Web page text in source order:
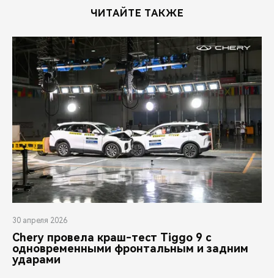
ЧИТАЙТЕ ТАКЖЕ
30 апреля 2026
Chery провела краш-тест Tiggo 9 с
одновременными фронтальным и задним
ударами